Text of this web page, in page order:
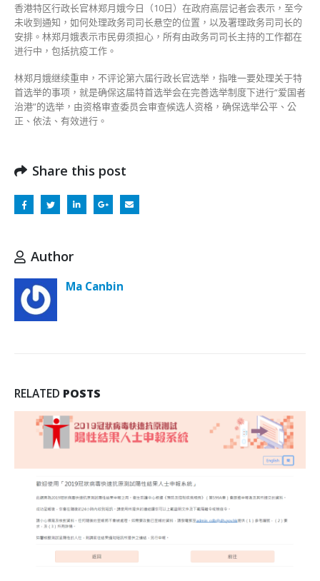
抗
疫
工
作〉
香港特区行政长官林郑月娥今日（10日）在政府高层记者会表示，至今
未收到通知，如何处理政务司司长悬空的位置，以及署理政务司司长的
安排。林郑月娥表示市民毋须担心，所有由政务司司长主持的工作都在
进行中，包括抗疫工作。
林郑月娥继续重申，不评论第六届行政长官选举，指唯一要处理关于特
首选举的事项，就是确保这届特首选举会在完善选举制度下进行“爱国者
治港”的选举，由资格审查委员会审查候选人资格，确保选举公平、公
正、依法、有效进行。
Share this post
Author
Ma Canbin
RELATED POSTS